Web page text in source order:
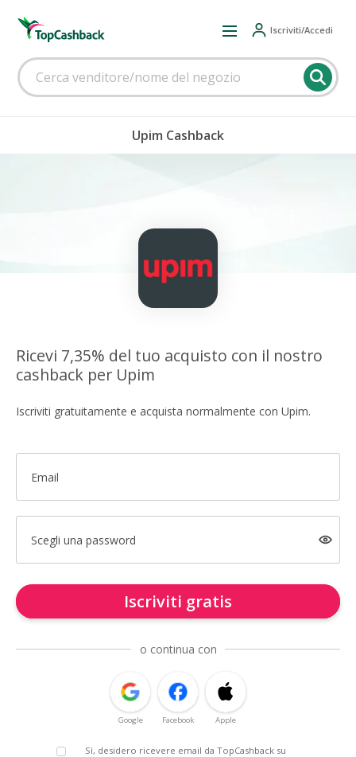
Iscriviti/Accedi
Upim Cashback
Ricevi 7,35% del tuo acquisto con il nostro
cashback per Upim
Iscriviti gratuitamente e acquista normalmente con Upim.
Email
Scegli una password
Iscriviti gratis
o continua con
Google Facebook Apple
Sì, desidero ricevere email da TopCashback su